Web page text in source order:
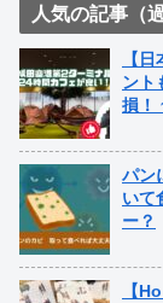
人気の記事（
【
ント
損！
パン
いて
ー？
【